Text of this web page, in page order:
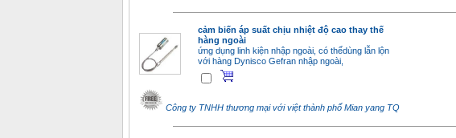
cảm biến áp suất chịu nhiệt độ cao thay thế
hàng ngoài
ứng dụng linh kiện nhập ngoài, có thểdùng lẫn lộn
với hàng Dynisco Gefran nhập ngoài,
Công ty TNHH thương mại với việt thành phố Mian yang TQ